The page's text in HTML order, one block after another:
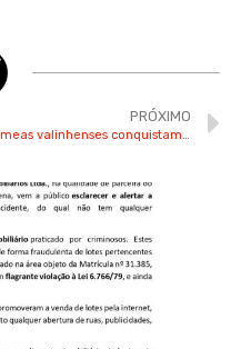
PRÓXIMO